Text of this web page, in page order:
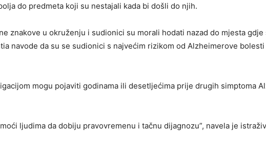
do predmeta koji su nestajali kada bi došli do njih.
znakove u okruženju i sudionici su morali hodati nazad do mjesta
navode da su se sudionici s najvećim rizikom od Alzheimerove
mogu pojaviti godinama ili desetljećima prije drugih simptoma
ljudima da dobiju pravovremenu i tačnu dijagnozu”, navela je